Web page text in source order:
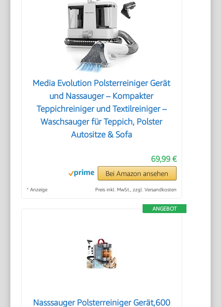
Media Evolution Polsterreiniger Gerät
und Nassauger – Kompakter
Teppichreiniger und Textilreiniger –
Waschsauger für Teppich, Polster
Autositze & Sofa
69,99 €
Bei Amazon ansehen
* Anzeige Preis inkl. MwSt., zzgl. Versandkosten
ANGEBOT
Nasssauger Polsterreiniger Gerät,600